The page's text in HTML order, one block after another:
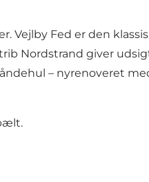
Vejlby Fed er den
Nordstrand giver
– nyrenoveret